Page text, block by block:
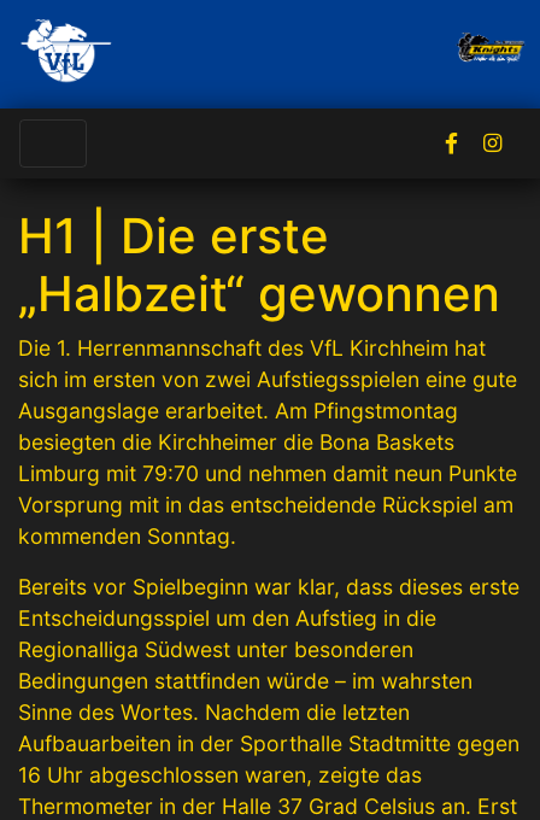
H1 | Die erste
„Halbzeit“ gewonnen
Die 1. Herrenmannschaft des VfL Kirchheim hat
sich im ersten von zwei Aufstiegsspielen eine gute
Ausgangslage erarbeitet. Am Pfingstmontag
besiegten die Kirchheimer die Bona Baskets
Limburg mit 79:70 und nehmen damit neun Punkte
Vorsprung mit in das entscheidende Rückspiel am
kommenden Sonntag.
Bereits vor Spielbeginn war klar, dass dieses erste
Entscheidungsspiel um den Aufstieg in die
Regionalliga Südwest unter besonderen
Bedingungen stattfinden würde – im wahrsten
Sinne des Wortes. Nachdem die letzten
Aufbauarbeiten in der Sporthalle Stadtmitte gegen
16 Uhr abgeschlossen waren, zeigte das
Thermometer in der Halle 37 Grad Celsius an. Erst